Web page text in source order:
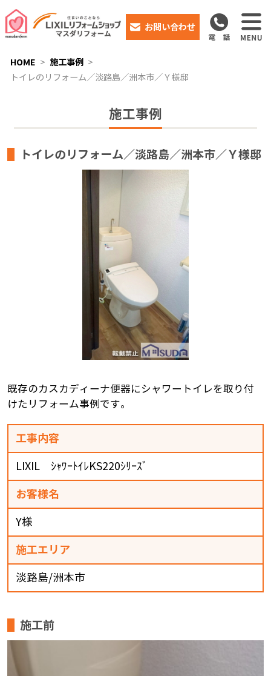
お問い合わせ
HOME
施工事例
トイレのリフォーム／淡路島／洲本市／Ｙ様邸
施工事例
トイレのリフォーム／淡路島／洲本市／Ｙ様邸
既存のカスカディーナ便器にシャワートイレを取り付
けたリフォーム事例です。
工事内容
LIXIL ｼｬﾜｰﾄｲﾚKS220ｼﾘｰｽﾞ
お客様名
Y様
施工エリア
淡路島/洲本市
施工前